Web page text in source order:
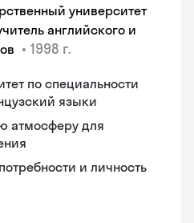
университет
английского и
• 1998 г.
по специальности
языки
атмосферу для
и личность